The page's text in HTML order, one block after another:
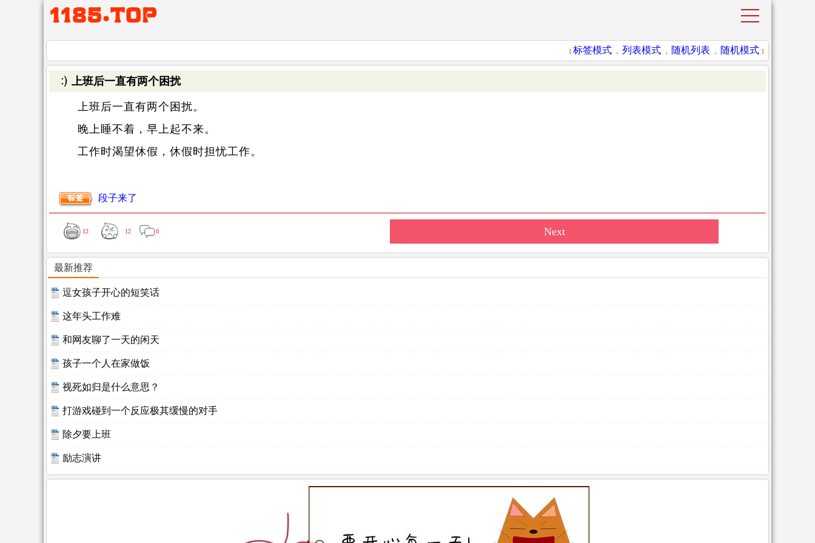
[ 标签模式 ， 列表模式 ， 随机列表 ， 随机模式 ]
上班后一直有两个困扰
上班后一直有两个困扰。
晚上睡不着，早上起不来。
工作时渴望休假，休假时担忧工作。
段子来了
12 12 0
最新推荐
逗女孩子开心的短笑话
这年头工作难
和网友聊了一天的闲天
孩子一个人在家做饭
视死如归是什么意思？
打游戏碰到一个反应极其缓慢的对手
除夕要上班
励志演讲